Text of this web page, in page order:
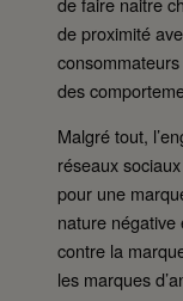
de proximité
des
Malgré tout,
réseaux
pour une
nature négative
contre la
les marques